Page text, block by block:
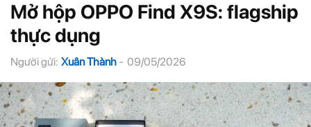
Mở hộp OPPO Find X9S: flagship
thực dụng
Người gửi: Xuân Thành - 09/05/2026